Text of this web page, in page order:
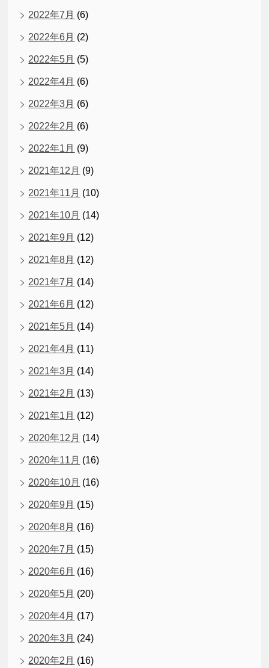
2022年7月 (6)
2022年6月 (2)
2022年5月 (5)
2022年4月 (6)
2022年3月 (6)
2022年2月 (6)
2022年1月 (9)
2021年12月 (9)
2021年11月 (10)
2021年10月 (14)
2021年9月 (12)
2021年8月 (12)
2021年7月 (14)
2021年6月 (12)
2021年5月 (14)
2021年4月 (11)
2021年3月 (14)
2021年2月 (13)
2021年1月 (12)
2020年12月 (14)
2020年11月 (16)
2020年10月 (16)
2020年9月 (15)
2020年8月 (16)
2020年7月 (15)
2020年6月 (16)
2020年5月 (20)
2020年4月 (17)
2020年3月 (24)
2020年2月 (16)